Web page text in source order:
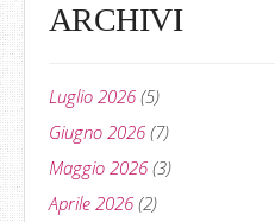
ARCHIVI
Luglio 2026 (5)
Giugno 2026 (7)
Maggio 2026 (3)
Aprile 2026 (2)